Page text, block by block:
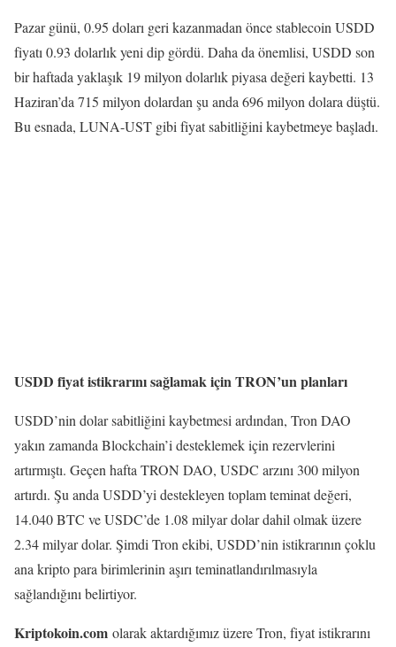
Pazar günü, 0.95 doları geri kazanmadan önce stablecoin USDD
fiyatı 0.93 dolarlık yeni dip gördü. Daha da önemlisi, USDD son
bir haftada yaklaşık 19 milyon dolarlık piyasa değeri kaybetti. 13
Haziran’da 715 milyon dolardan şu anda 696 milyon dolara düştü.
Bu esnada, LUNA-UST gibi fiyat sabitliğini kaybetmeye başladı.
USDD fiyat istikrarını sağlamak için TRON’un planları
USDD’nin dolar sabitliğini kaybetmesi ardından, Tron DAO
yakın zamanda Blockchain’i desteklemek için rezervlerini
artırmıştı. Geçen hafta TRON DAO, USDC arzını 300 milyon
artırdı. Şu anda USDD’yi destekleyen toplam teminat değeri,
14.040 BTC ve USDC’de 1.08 milyar dolar dahil olmak üzere
2.34 milyar dolar. Şimdi Tron ekibi, USDD’nin istikrarının çoklu
ana kripto para birimlerinin aşırı teminatlandırılmasıyla
sağlandığını belirtiyor.
Kriptokoin.com olarak aktardığımız üzere Tron, fiyat istikrarını